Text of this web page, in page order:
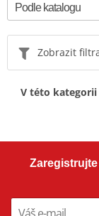
Zobrazit
V této kategorii